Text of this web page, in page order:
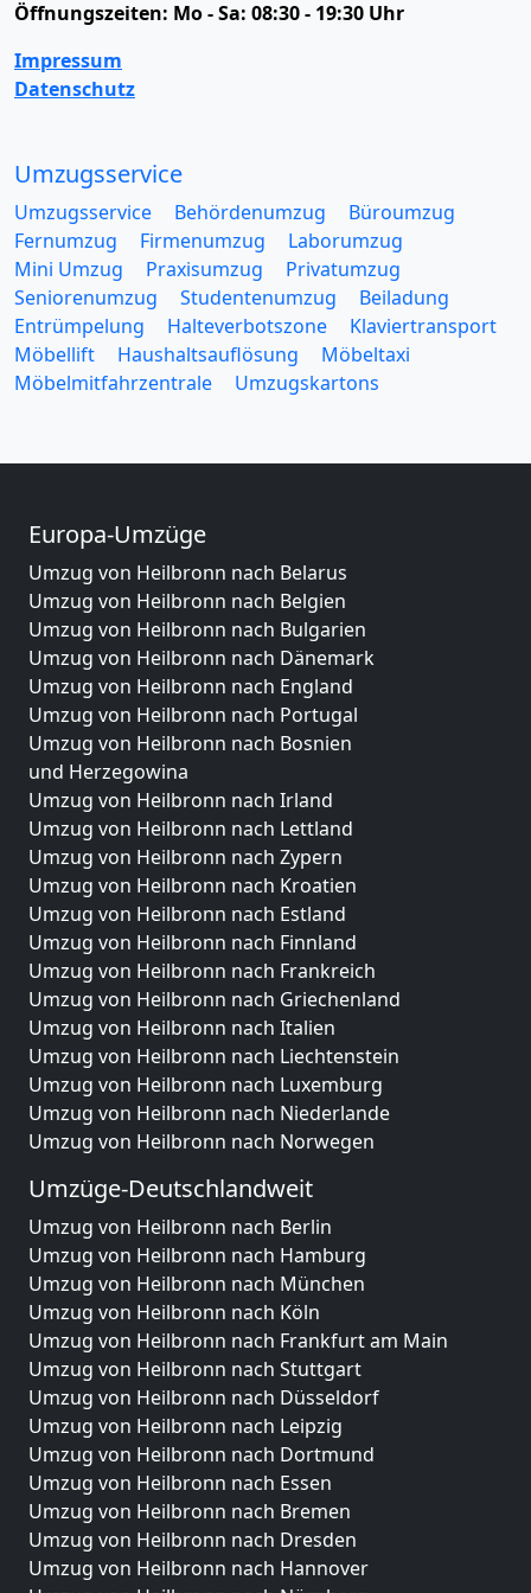
Öffnungszeiten: Mo - Sa: 08:30 - 19:30 Uhr
Impressum
Datenschutz
Umzugsservice
Umzugsservice Behördenumzug
Büroumzug
Fernumzug
Firmenumzug
Laborumzug
Mini Umzug
Praxisumzug
Privatumzug
Seniorenumzug
Studentenumzug
Beiladung
Entrümpelung
Halteverbotszone
Klaviertransport
Möbellift
Haushaltsauflösung
Möbeltaxi
Möbelmitfahrzentrale
Umzugskartons
Europa-Umzüge
Umzug von Heilbronn nach Belarus
Umzug von Heilbronn nach Belgien
Umzug von Heilbronn nach Bulgarien
Umzug von Heilbronn nach Dänemark
Umzug von Heilbronn nach England
Umzug von Heilbronn nach Portugal
Umzug von Heilbronn nach Bosnien
und Herzegowina
Umzug von Heilbronn nach Irland
Umzug von Heilbronn nach Lettland
Umzug von Heilbronn nach Zypern
Umzug von Heilbronn nach Kroatien
Umzug von Heilbronn nach Estland
Umzug von Heilbronn nach Finnland
Umzug von Heilbronn nach Frankreich
Umzug von Heilbronn nach Griechenland
Umzug von Heilbronn nach Italien
Umzug von Heilbronn nach Liechtenstein
Umzug von Heilbronn nach Luxemburg
Umzug von Heilbronn nach Niederlande
Umzug von Heilbronn nach Norwegen
Umzüge-Deutschlandweit
Umzug von Heilbronn nach Berlin
Umzug von Heilbronn nach Hamburg
Umzug von Heilbronn nach München
Umzug von Heilbronn nach Köln
Umzug von Heilbronn nach Frankfurt am Main
Umzug von Heilbronn nach Stuttgart
Umzug von Heilbronn nach Düsseldorf
Umzug von Heilbronn nach Leipzig
Umzug von Heilbronn nach Dortmund
Umzug von Heilbronn nach Essen
Umzug von Heilbronn nach Bremen
Umzug von Heilbronn nach Dresden
Umzug von Heilbronn nach Hannover